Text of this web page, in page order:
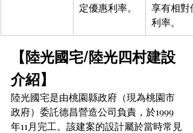
定優惠利率。
享有相對
利率。
【陸光國宅/陸光四村建設
介紹】
陸光國宅是由桃園縣政府（現為桃園市
政府）委託德昌營造公司負責，於1999
年11月完工。該建案的設計屬於當時常見